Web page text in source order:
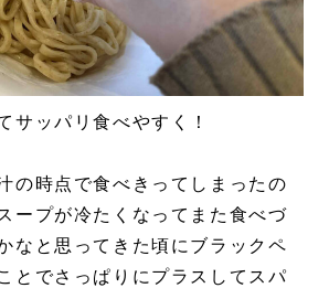
サッパリ食べやすく！
の時点で食べきってしまったの
ープが冷たくなってまた食べづ
なと思ってきた頃にブラックペ
とでさっぱりにプラスしてスパ